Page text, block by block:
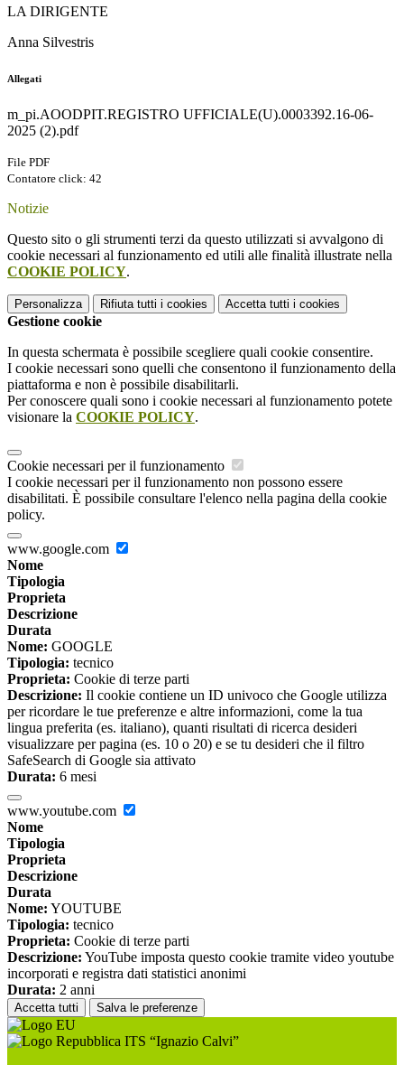
LA DIRIGENTE
Anna Silvestris
Allegati
m_pi.AOODPIT.REGISTRO UFFICIALE(U).0003392.16-06-
2025 (2).pdf
File PDF
Contatore click: 42
Notizie
Questo sito o gli strumenti terzi da questo utilizzati si avvalgono di
cookie necessari al funzionamento ed utili alle finalità illustrate nella
COOKIE POLICY.
Personalizza Rifiuta tutti i cookies Accetta tutti i cookies
Gestione cookie
In questa schermata è possibile scegliere quali cookie consentire.
I cookie necessari sono quelli che consentono il funzionamento della
piattaforma e non è possibile disabilitarli.
Per conoscere quali sono i cookie necessari al funzionamento potete
visionare la COOKIE POLICY.
Cookie necessari per il funzionamento
I cookie necessari per il funzionamento non possono essere
disabilitati. È possibile consultare l'elenco nella pagina della cookie
policy.
www.google.com
Nome
Tipologia
Proprieta
Descrizione
Durata
Nome: GOOGLE
Tipologia: tecnico
Proprieta: Cookie di terze parti
Descrizione: Il cookie contiene un ID univoco che Google utilizza
per ricordare le tue preferenze e altre informazioni, come la tua
lingua preferita (es. italiano), quanti risultati di ricerca desideri
visualizzare per pagina (es. 10 o 20) e se tu desideri che il filtro
SafeSearch di Google sia attivato
Durata: 6 mesi
www.youtube.com
Nome
Tipologia
Proprieta
Descrizione
Durata
Nome: YOUTUBE
Tipologia: tecnico
Proprieta: Cookie di terze parti
Descrizione: YouTube imposta questo cookie tramite video youtube
incorporati e registra dati statistici anonimi
Durata: 2 anni
Accetta tutti Salva le preferenze
ITS “Ignazio Calvi”